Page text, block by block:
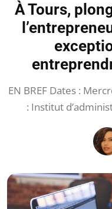
À Tours,
EN BREF Dates :
: Institut